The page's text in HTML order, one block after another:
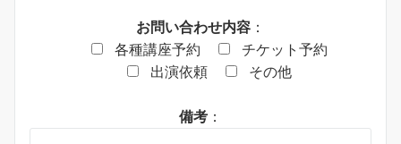
お問い合わせ内容 ：
各種講座予約
チケット予約
出演依頼
その他
備考 ：